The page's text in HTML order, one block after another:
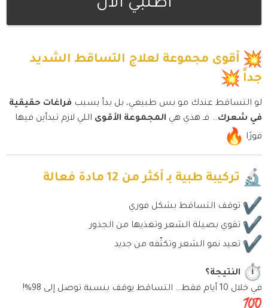
اطلبي الان
أقوى مجموعة لعلاج التساقط الشديد
جداً
لو التساقط عندك مو بس طبيعي، بل بدأ يسبب فراغات حقيقية
في شعرك… فـ هذي هي المجموعة الأقوى اللي لازم تبدأين فيها
فورًا
تركيبة طبية بـ أكثر من 12 مادة فعالة
توقف التساقط بشكل فوري
تقوي بصيلة الشعر وتغذيها من الجذور
تعيد نمو الشعر وتكثّفه من جديد
النتيجة؟
في خلال 10 أيام فقط… التساقط يوقف بنسبة توصل إلى 98%!